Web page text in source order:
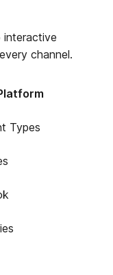
interactive
channel.
Types